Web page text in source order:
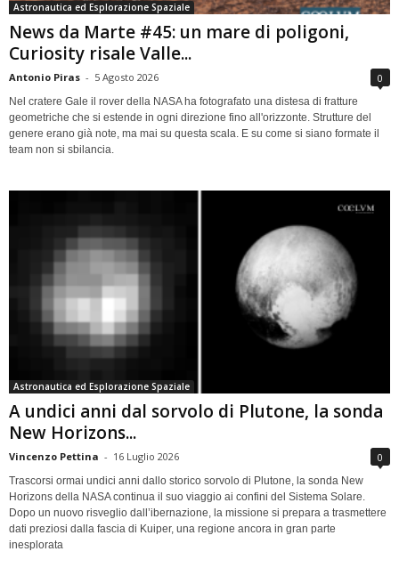
Astronautica ed Esplorazione Spaziale
News da Marte #45: un mare di poligoni,
Curiosity risale Valle...
Antonio Piras - 5 Agosto 2026 0
Nel cratere Gale il rover della NASA ha fotografato una distesa di fratture
geometriche che si estende in ogni direzione fino all'orizzonte. Strutture del
genere erano già note, ma mai su questa scala. E su come si siano formate il
team non si sbilancia.
Astronautica ed Esplorazione Spaziale
A undici anni dal sorvolo di Plutone, la sonda
New Horizons...
Vincenzo Pettina - 16 Luglio 2026 0
Trascorsi ormai undici anni dallo storico sorvolo di Plutone, la sonda New
Horizons della NASA continua il suo viaggio ai confini del Sistema Solare.
Dopo un nuovo risveglio dall’ibernazione, la missione si prepara a trasmettere
dati preziosi dalla fascia di Kuiper, una regione ancora in gran parte
inesplorata